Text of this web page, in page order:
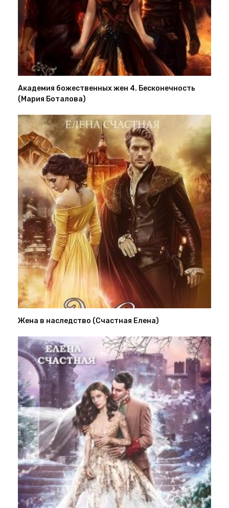
Академия божественных жен 4. Бесконечность
(Мария Боталова)
Жена в наследство (Счастная Елена)